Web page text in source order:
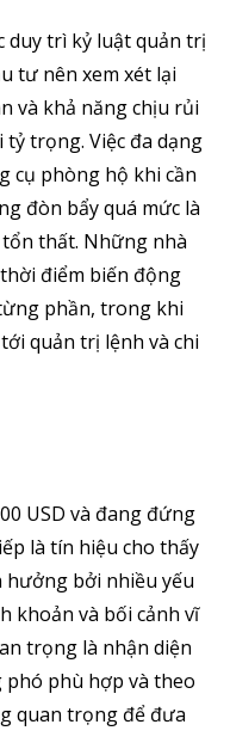
duy trì kỷ luật quản trị
tư nên xem xét lại
và khả năng chịu rủi
trọng. Việc đa dạng
cụ phòng hộ khi cần
đòn bẩy quá mức là
thất. Những nhà
điểm biến động
phần, trong khi
quản trị lệnh và chi
USD và đang đứng
là tín hiệu cho thấy
bởi nhiều yếu
khoản và bối cảnh vĩ
trọng là nhận diện
phù hợp và theo
quan trọng để đưa